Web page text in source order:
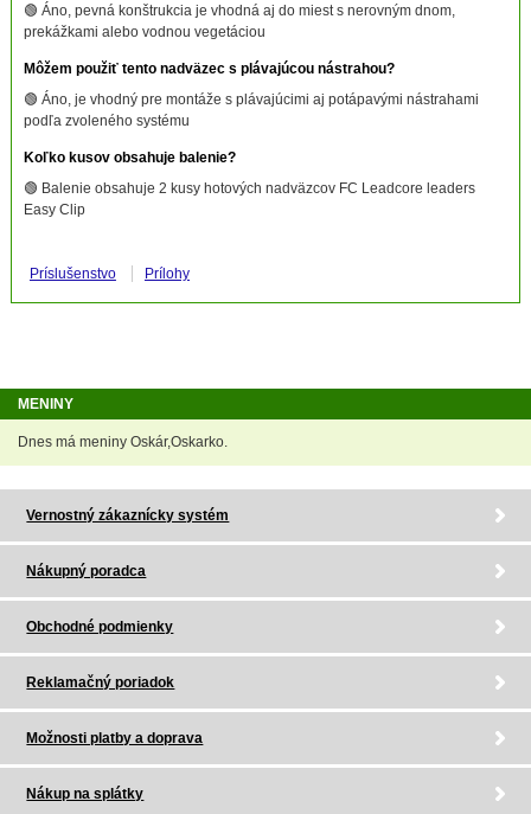
🟢 Áno, pevná konštrukcia je vhodná aj do miest s nerovným dnom,
prekážkami alebo vodnou vegetáciou
Môžem použiť tento nadväzec s plávajúcou nástrahou?
🟢 Áno, je vhodný pre montáže s plávajúcimi aj potápavými nástrahami
podľa zvoleného systému
Koľko kusov obsahuje balenie?
🟢 Balenie obsahuje 2 kusy hotových nadväzcov FC Leadcore leaders
Easy Clip
Príslušenstvo Prílohy
MENINY
Dnes má meniny Oskár,Oskarko.
Vernostný zákaznícky systém
Nákupný poradca
Obchodné podmienky
Reklamačný poriadok
Možnosti platby a doprava
Nákup na splátky